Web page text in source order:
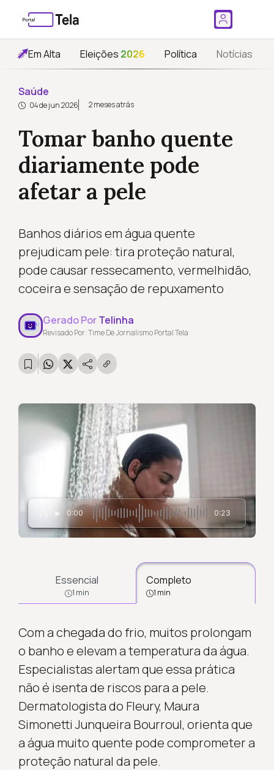
Em Alta Eleições 2026 Política Notícias
Saúde
04 de jun 2026 2 meses atrás
Tomar banho quente
diariamente pode
afetar a pele
Banhos diários em água quente
prejudicam pele: tira proteção natural,
pode causar ressecamento, vermelhidão,
coceira e sensação de repuxamento
Gerado PorTelinha
Revisado Por: Time De Jornalismo Portal Tela
0:00 0:23
Essencial
1 min
Completo
1 min
Com a chegada do frio, muitos prolongam
o banho e elevam a temperatura da água.
Especialistas alertam que essa prática
não é isenta de riscos para a pele.
Dermatologista do Fleury, Maura
Simonetti Junqueira Bourroul, orienta que
a água muito quente pode comprometer a
proteção natural da pele.